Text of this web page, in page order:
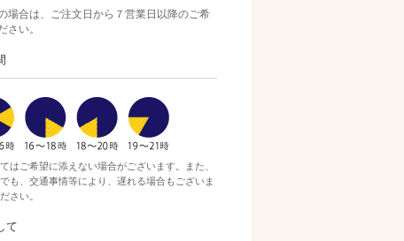
場合は、ご注文日から７営業日以降のご希
さい。
はご希望に添えない場合がございます。また、
も、交通事情等により、遅れる場合もございま
さい。
て